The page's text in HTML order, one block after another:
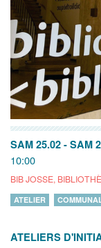
SAM 25.02 - SAM
10:00
BIB JOSSE,
ATELIER
ATELIERS